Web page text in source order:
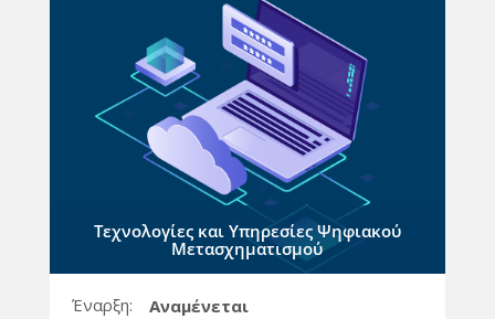
Τεχνολογίες και Υπηρεσίες Ψηφιακού
Μετασχηματισμού
Έναρξη:
Αναμένεται